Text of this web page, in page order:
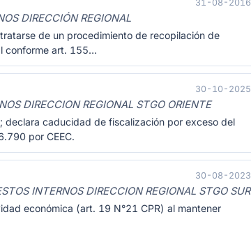
31-08-2016
DIRECCIÓN REGIONAL
de un procedimiento de recopilación de
conforme art. 155…
30-10-2025
DIRECCION REGIONAL STGO ORIENTE
caducidad de fiscalización por exceso del
por CEEC.
30-08-2023
INTERNOS DIRECCION REGIONAL STGO SUR
económica (art. 19 N°21 CPR) al mantener